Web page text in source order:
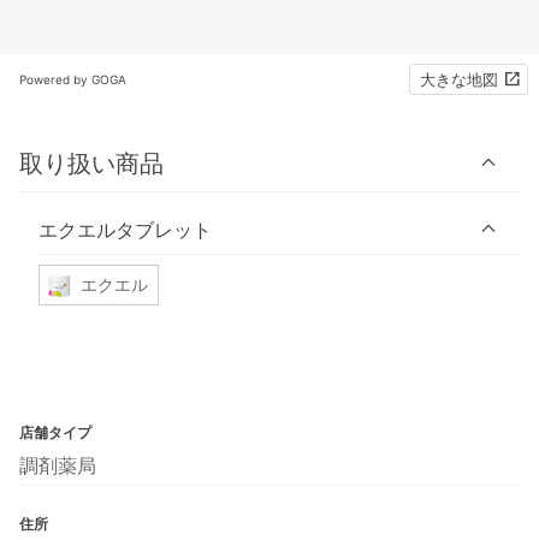
Powered by GOGA 大きな地図
取り扱い商品
エクエルタブレット
エクエル
店舗タイプ
調剤薬局
住所